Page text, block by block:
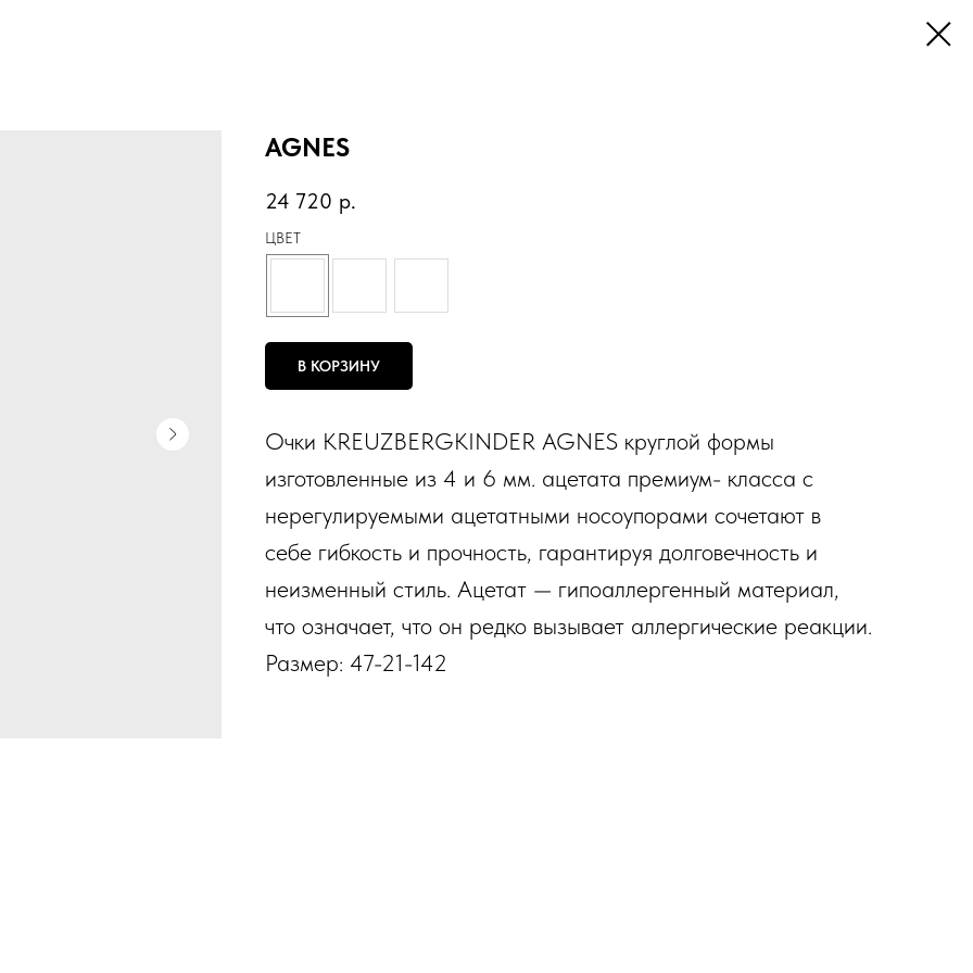
AGNES
24 720 р.
ЦВЕТ
В КОРЗИНУ
Очки KREUZBERGKINDER AGNES круглой формы
изготовленные из 4 и 6 мм. ацетата премиум- класса с
нерегулируемыми ацетатными носоупорами сочетают в
себе гибкость и прочность, гарантируя долговечность и
неизменный стиль. Ацетат — гипоаллергенный материал,
что означает, что он редко вызывает аллергические реакции.
Размер: 47-21-142